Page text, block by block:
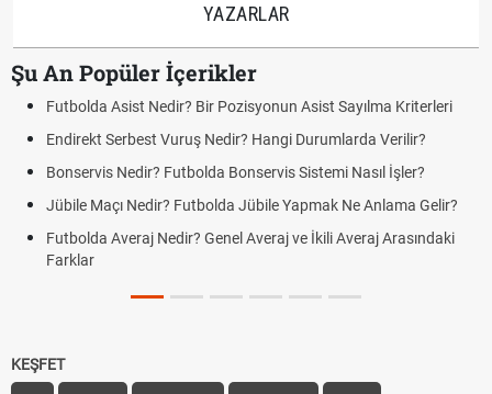
YAZARLAR
Şu An Popüler İçerikler
Futbolda Asist Nedir? Bir Pozisyonun Asist Sayılma Kriterleri
Endirekt Serbest Vuruş Nedir? Hangi Durumlarda Verilir?
Bonservis Nedir? Futbolda Bonservis Sistemi Nasıl İşler?
Jübile Maçı Nedir? Futbolda Jübile Yapmak Ne Anlama Gelir?
Futbolda Averaj Nedir? Genel Averaj ve İkili Averaj Arasındaki
Farklar
KEŞFET